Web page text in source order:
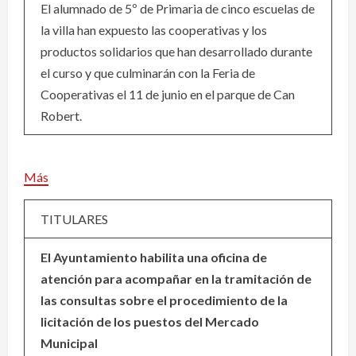
El alumnado de 5º de Primaria de cinco escuelas de
la villa han expuesto las cooperativas y los
productos solidarios que han desarrollado durante
el curso y que culminarán con la Feria de
Cooperativas el 11 de junio en el parque de Can
Robert.
Más
TITULARES
El Ayuntamiento habilita una oficina de
atención para acompañar en la tramitación de
las consultas sobre el procedimiento de la
licitación de los puestos del Mercado
Municipal